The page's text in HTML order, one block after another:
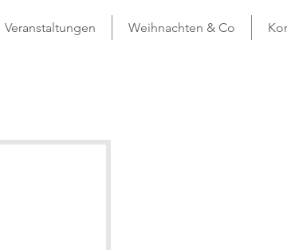
Veranstaltungen Weihnachten & Co